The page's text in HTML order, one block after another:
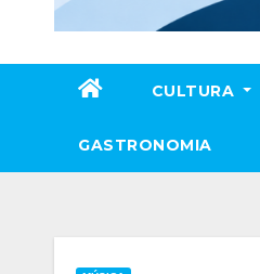
CULTURA
GASTRONOMIA